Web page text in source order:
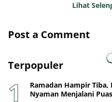
Lihat
Post a Comment
Terpopuler
Ramadan Hampir Tiba,
Nyaman Menjalani